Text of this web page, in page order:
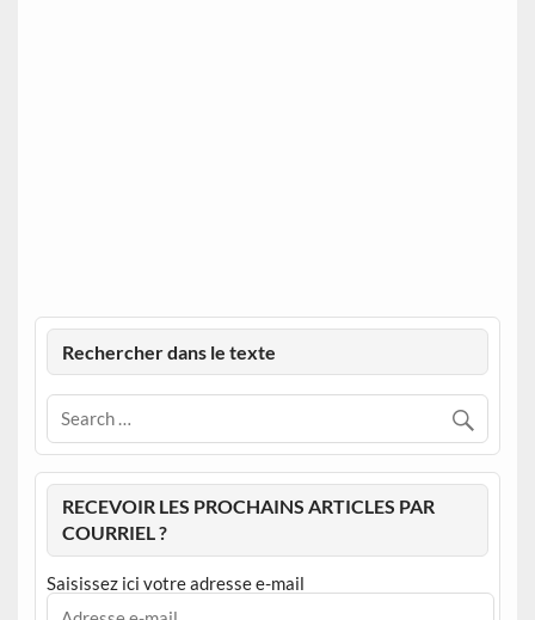
Rechercher dans le texte
RECEVOIR LES PROCHAINS ARTICLES PAR
COURRIEL ?
Saisissez ici votre adresse e-mail
Adresse